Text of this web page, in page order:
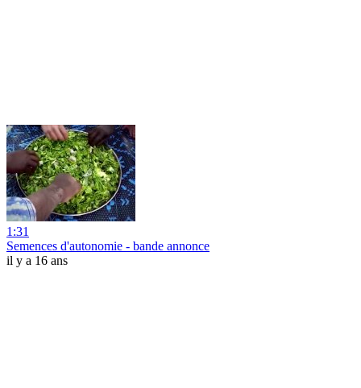
1:31
Semences d'autonomie - bande annonce
il y a 16 ans